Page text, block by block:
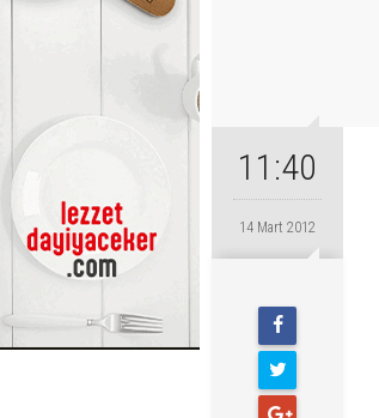
11:40
14 Mart 2012